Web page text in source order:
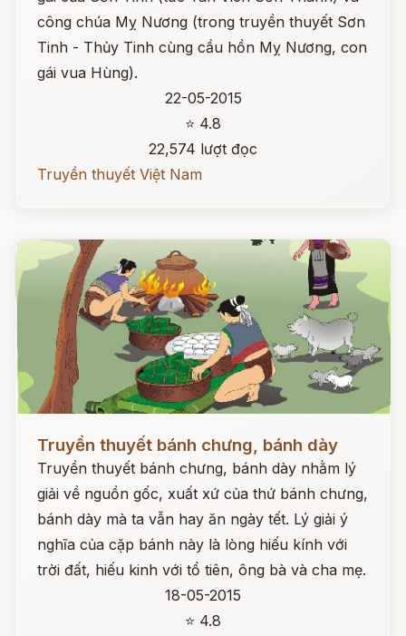
công chúa Mỵ Nương (trong truyền thuyết Sơn
Tinh - Thủy Tinh cùng cầu hồn Mỵ Nương, con
gái vua Hùng).
22-05-2015
⭐ 4.8
22,574 lượt đọc
Truyền thuyết Việt Nam
Đọc ngay
Truyền thuyết bánh chưng, bánh dày
Truyền thuyết bánh chưng, bánh dày nhằm lý
giải về nguồn gốc, xuất xứ của thứ bánh chưng,
bánh dày mà ta vẫn hay ăn ngày tết. Lý giải ý
nghĩa của cặp bánh này là lòng hiếu kính với
trời đất, hiếu kinh với tổ tiên, ông bà và cha mẹ.
18-05-2015
⭐ 4.8